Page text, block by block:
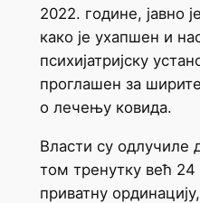
2022. године, јавно
како је ухапшен и
психијатријску
проглашен за
о лечењу ковида.
Власти су одлучиле
том тренутку већ
приватну